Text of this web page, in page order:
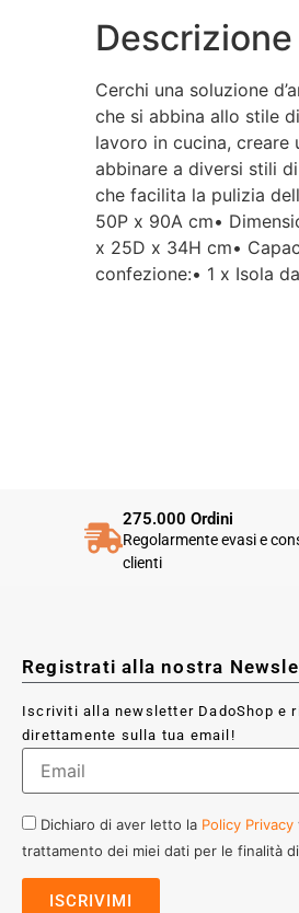
Descrizione
Cerchi una soluzione
che si abbina allo stile
lavoro in cucina, creare
abbinare a diversi stili
che facilita la pulizia
50P x 90A cm•
x 25D x 34H cm•
confezione:• 1 x Isola
275.000 Ordini
Regolarmente evasi e
clienti
Registrati alla nostra
Iscriviti alla newsletter DadoShop e
direttamente sulla tua email!
Dichiaro di aver letto la Policy Privacy
trattamento dei miei dati per le finalità